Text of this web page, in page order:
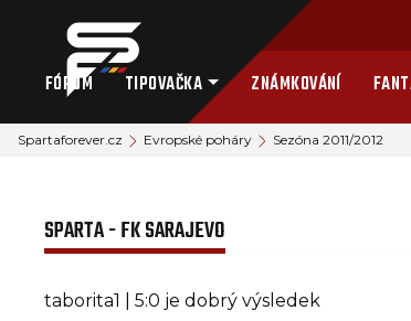
FÓRUM TIPOVAČKA ZNÁMKOVÁNÍ
Spartaforever.cz Evropské poháry Sezóna 2011/2012
SPARTA - FK SARAJEVO
taborita1 | 5:0 je dobrý výsledek